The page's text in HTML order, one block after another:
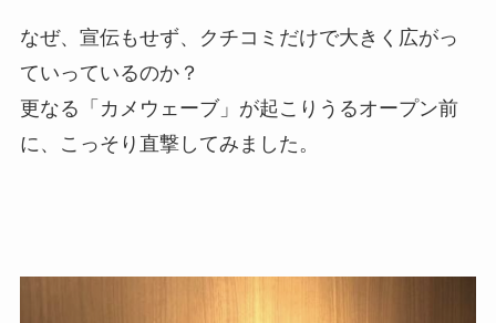
なぜ、宣伝もせず、クチコミだけで大きく広がっ
ていっているのか？
更なる「カメウェーブ」が起こりうるオープン前
に、こっそり直撃してみました。